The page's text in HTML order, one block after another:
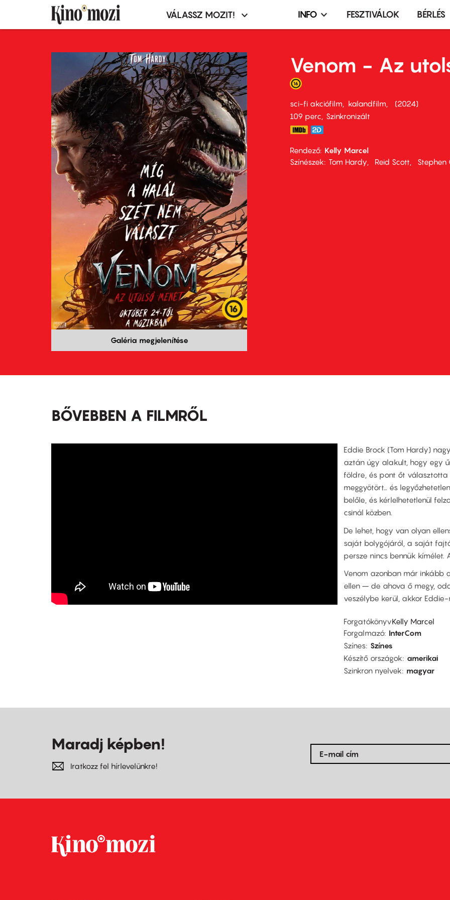
Moziválasztó
VÁLASSZ MOZIT!
Infó,
terembérlés
menü
INFO FESZTIVÁLOK BÉRLÉS
Galéria megjelenítése
Venom - Az
sci-fi akciófilm kalandfilm
2024
109 perc,
Szinkronizált
Rendező Kelly Marcel
Színészek
Tom Hardy Reid Scott Stephen
BŐVEBBEN A FILMRŐL
Eddie Brock (Tom Hardy)
aztán úgy alakult, hogy egy
földre, és pont őt választotta
meggyötört… és
belőle, és kérlelhetetlenül
csinál közben.
De lehet, hogy van olyan
saját bolygójáról, a saját
persze nincs bennük kímélet.
Venom azonban már
ellen – de ahova ő megy,
veszélybe kerül, akkor
ForgatókönyvKelly Marcel
Forgalmazó InterCom
Színes Színes
Készítő országok
amerikai
Szinkron nyelvek
magyar
Maradj képben!
Iratkozz fel hírlevelünkre!